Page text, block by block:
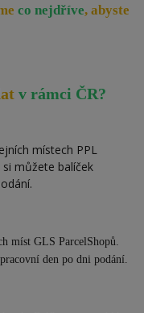
co nejdříve, abyste
v rámci ČR?
místech PPL
si můžete balíček
míst GLS ParcelShopů.
den po dni podání.